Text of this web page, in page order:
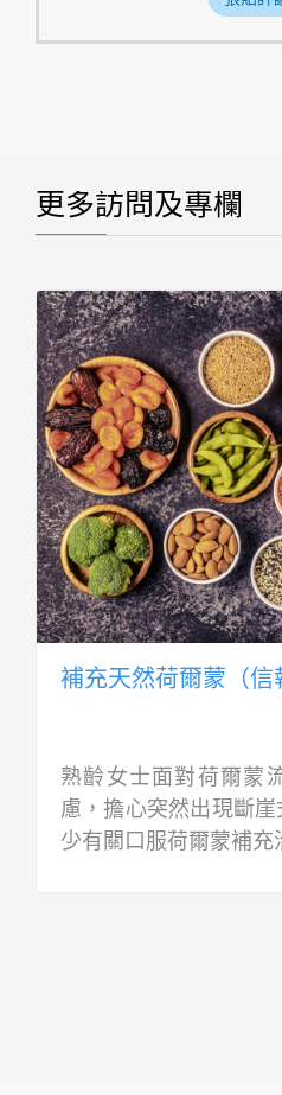
更多訪問及專欄
補充天然荷爾蒙（信
熟齡女士面對荷爾蒙
慮，擔心突然出現斷
少有關口服荷爾蒙補